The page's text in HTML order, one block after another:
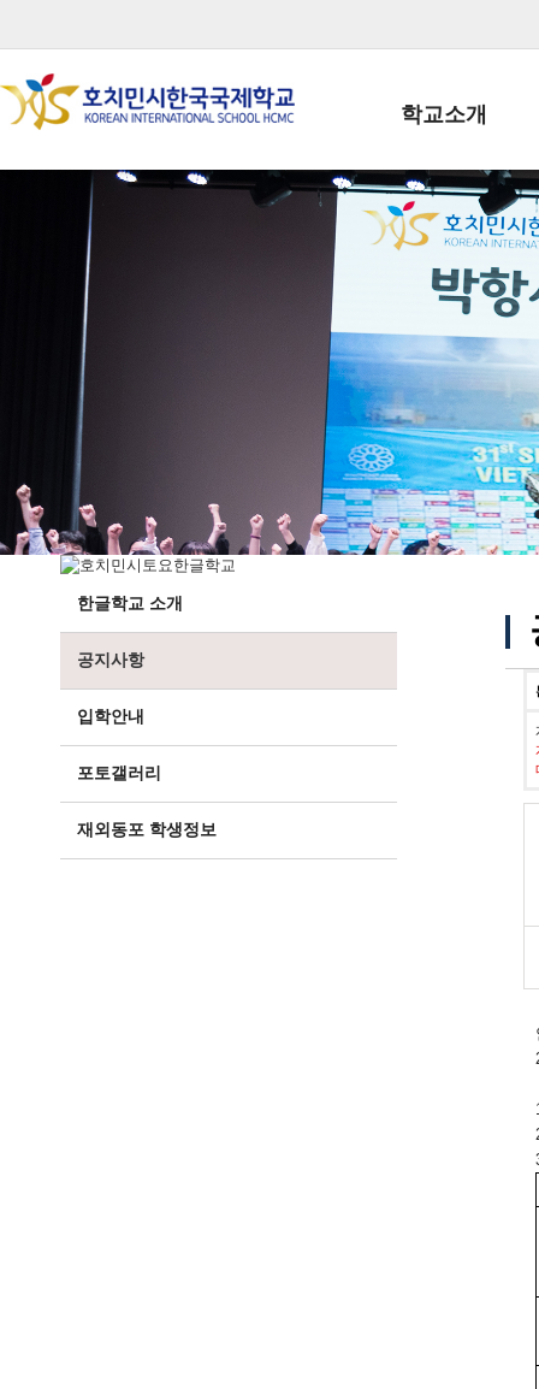
학교소개
학교장인사말
학생회장인사말
학교상징
학교 CI
교직원현황
학생현황
위치/전화
전경사진
한글학교 소개
공지사항
입학안내
포토갤러리
재외동포 학생정보